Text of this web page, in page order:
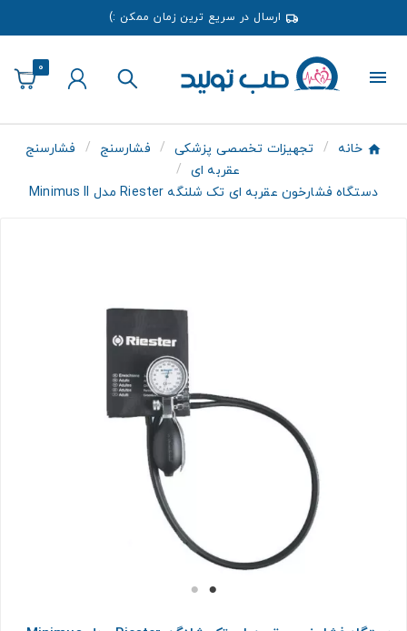
ارسال در سریع ترین زمان ممکن :)
0
خانه تجهیزات تخصصی پزشکی فشارسنج
فشارسنج
عقربه ای
دستگاه فشارخون عقربه ای تک شلنگه Riester مدل Minimus II